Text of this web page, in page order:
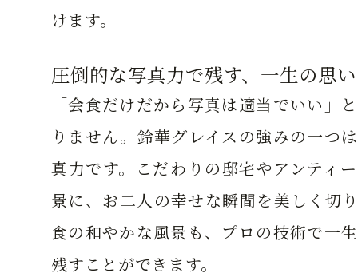
けます。
圧倒的な写真力で残す、一生の思
「会食だけだから写真は適当でいい」
りません。鈴華グレイスの強みの一つ
真力です。こだわりの邸宅やアンティ
景に、お二人の幸せな瞬間を美しく切
食の和やかな風景も、プロの技術で一
残すことができます。